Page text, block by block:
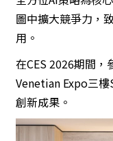
圖中擴大競爭力，
用。
在CES 2026期間
Venetian Expo三
創新成果。